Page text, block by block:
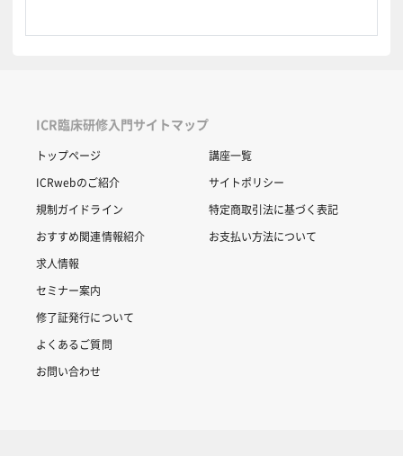
ICR臨床研修入門サイトマップ
トップページ
ICRwebのご紹介
規制ガイドライン
おすすめ関連情報紹介
求人情報
セミナー案内
修了証発行について
よくあるご質問
お問い合わせ
講座一覧
サイトポリシー
特定商取引法に基づく表記
お支払い方法について